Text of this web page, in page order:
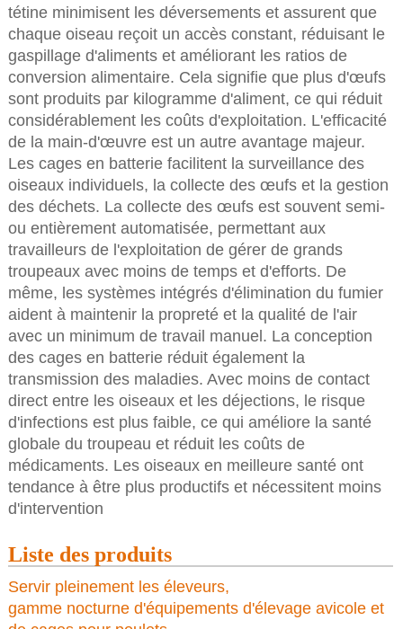
tétine minimisent les déversements et assurent que
chaque oiseau reçoit un accès constant, réduisant le
gaspillage d'aliments et améliorant les ratios de
conversion alimentaire. Cela signifie que plus d'œufs
sont produits par kilogramme d'aliment, ce qui réduit
considérablement les coûts d'exploitation. L'efficacité
de la main-d'œuvre est un autre avantage majeur.
Les cages en batterie facilitent la surveillance des
oiseaux individuels, la collecte des œufs et la gestion
des déchets. La collecte des œufs est souvent semi-
ou entièrement automatisée, permettant aux
travailleurs de l'exploitation de gérer de grands
troupeaux avec moins de temps et d'efforts. De
même, les systèmes intégrés d'élimination du fumier
aident à maintenir la propreté et la qualité de l'air
avec un minimum de travail manuel. La conception
des cages en batterie réduit également la
transmission des maladies. Avec moins de contact
direct entre les oiseaux et les déjections, le risque
d'infections est plus faible, ce qui améliore la santé
globale du troupeau et réduit les coûts de
médicaments. Les oiseaux en meilleure santé ont
tendance à être plus productifs et nécessitent moins
d'intervention
Liste des produits
Servir pleinement les éleveurs,
gamme nocturne d'équipements d'élevage avicole et